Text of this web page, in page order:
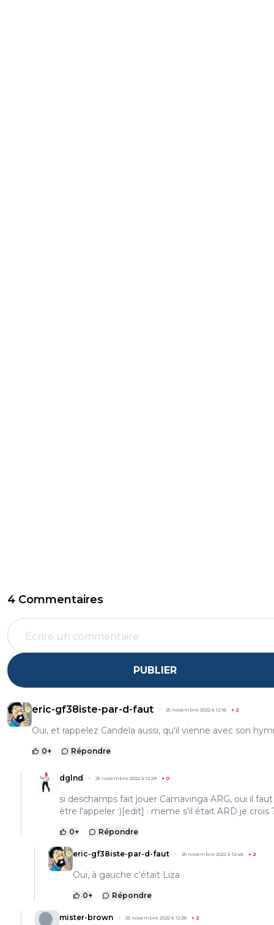
4 Commentaires
PUBLIER
eric-gf38iste-par-d-faut 25 novembre 2022 à 12:16 + 2
Oui, et rappelez Candela aussi, qu'il vienne avec son
0+ Répondre
dglnd 25 novembre 2022 à 12:29 + 0
si deschamps fait jouer Camavinga ARG, oui il
être l'appeler :)[edit] : meme s'il était ARD je crois
0+ Répondre
eric-gf38iste-par-d-faut 25 novembre 2022 à 12:46 + 2
Oui, à gauche c'était Liza
0+ Répondre
mister-brown 25 novembre 2022 à 12:28 + 2